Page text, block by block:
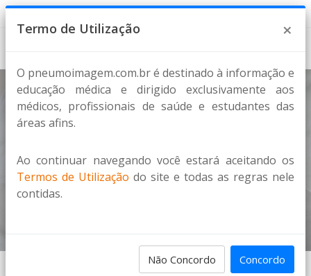
Notícias
INTERNACIONAL DO PNEUMOIMAGEM NO
CONGRESSO ATS 2026
×
Termo de Utilização
O pneumoimagem.com.br é destinado à informação e
educação médica e dirigido exclusivamente aos
médicos, profissionais de saúde e estudantes das
áreas afins.
Ao continuar navegando você estará aceitando os
Termos de Utilização do site e todas as regras nele
contidas.
Não Concordo Concordo